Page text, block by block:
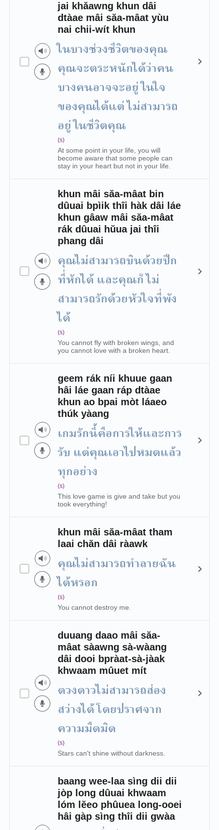
jai khǎawng khun dâi
dtàae mâi săa-mâat yùu
nai chii-wít khun
ในบางช่วงชีวิตของคุณ
คุณจะตระหนักได้ว่าคน
บางคนอาจจะอยู่ในใจ
ของคุณได้แต่ไม่สามารถ
อยู่ในชีวิตคุณ
(s)
At some point in your life, you will
become aware that some people can
stay in your heart but not in your life.
khun mâi săa-mâat bin
dûuai bpìik thîi hàk dâi láe
khun gâaw mâi săa-mâat
rák dûuai hŭua jai thîi
phang dâi
คุณไม่สามารถบินด้วยปีก
ที่หักได้ และคุณก็ไม่
สามารถรักด้วยหัวใจที่พัง
ได้
(s)
You cannot fly with broken wings, and
you cannot love with a broken heart.
geem rák níi khuue gaan
hâi láe gaan ráp dtàae
khun ao bpai mòt láaeo
thúk yàang
เกมรักนี้คือการให้และการ
รับ แต่คุณเอาไปหมดแล้ว
ทุกอย่าง
(s)
This love game is give and take but you
took everything!
khun mâi săa-mâat tham
laai chăn dâi ràawk
คุณไม่สามารถทำลายฉัน
ได้หรอก
(s)
You cannot destroy me.
duuang daao mâi săa-
mâat sàawng sà-wàang
dâi dooi bpràat-sà-jàak
khwaam mûuet mít
ดวงดาวไม่สามารถส่อง
สว่างได้โดยปราศจาก
ความมืดมิด
(s)
Stars can't shine without darkness.
baang wee-laa sìng dii dii
jòp long dûuai khwaam
lóm lĕeo phûuea long-ooei
hâi gàp sìng thîi dii gwàa